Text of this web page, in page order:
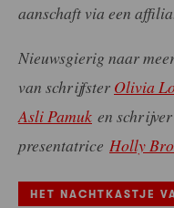
aanschaft via een
Nieuwsgierig naar
van schrijfster Olivia
Asli Pamuk en
presentatrice Holly
HET NACHTKASTJE